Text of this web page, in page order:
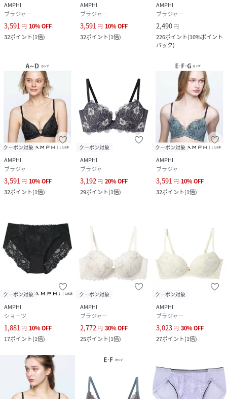
AMPHI
ブラジャー
3,591円 10%OFF
32ポイント(1倍)
AMPHI
ブラジャー
3,591円 10%OFF
32ポイント(1倍)
AMPHI
ブラジャー
2,490円
226ポイント(10%ポイント
バック)
クーポン対象
AMPHI
ブラジャー
3,591円 10%OFF
32ポイント(1倍)
クーポン対象
AMPHI
ブラジャー
3,192円 20%OFF
29ポイント(1倍)
クーポン対象
AMPHI
ブラジャー
3,591円 10%OFF
32ポイント(1倍)
クーポン対象
AMPHI
ショーツ
1,881 円 10%OFF
17ポイント(1倍)
クーポン対象
AMPHI
ブラジャー
2,772 円 30%OFF
25ポイント(1倍)
クーポン対象
AMPHI
ブラジャー
3,023円 30%OFF
27ポイント(1倍)